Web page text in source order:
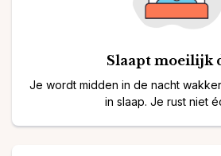
Slaapt moeilijk
Je wordt midden in de nacht
in slaap. Je rust niet